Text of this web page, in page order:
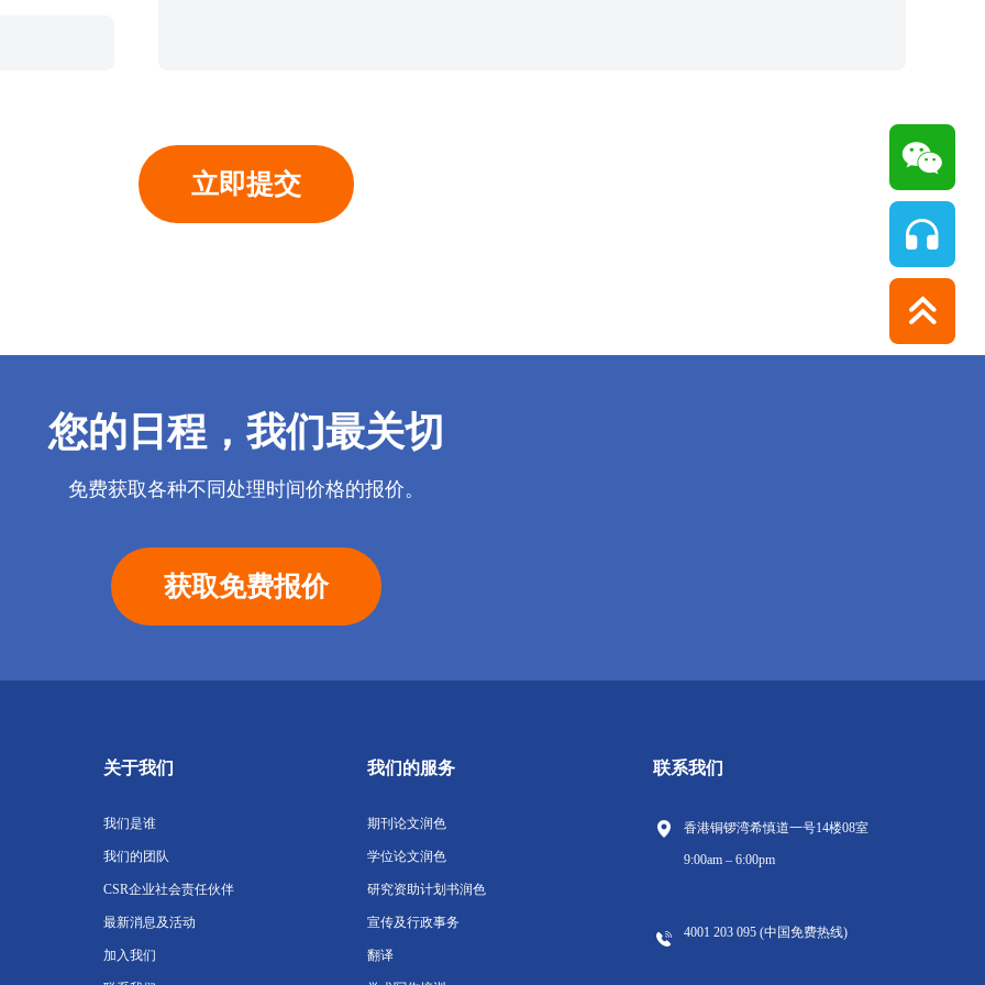
您的日程，我们最关切
免费获取各种不同处理时间价格的报价。
获取免费报价
关于我们
我们是谁
我们的团队
CSR企业社会责任伙伴
最新消息及活动
加入我们
我们的服务
期刊论文润色
学位论文润色
研究资助计划书润色
宣传及行政事务
翻译
联系我们
香港铜锣湾希慎道一号14楼08室
9:00am – 6:00pm
4001 203 095 (中国免费热线)